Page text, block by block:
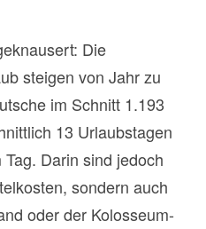
Die
steigen von Jahr zu
im Schnitt 1.193
13 Urlaubstagen
Darin sind jedoch
sondern auch
oder der Kolosseum-